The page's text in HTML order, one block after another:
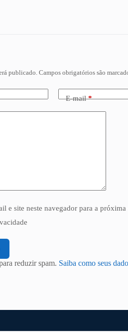
publicado. Campos obrigatórios são
E-mail*
e site neste navegador para a
reduzir spam. Saiba como seus